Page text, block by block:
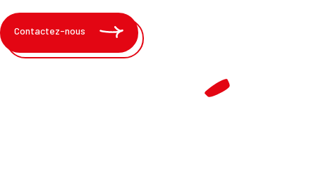
Contactez-nous